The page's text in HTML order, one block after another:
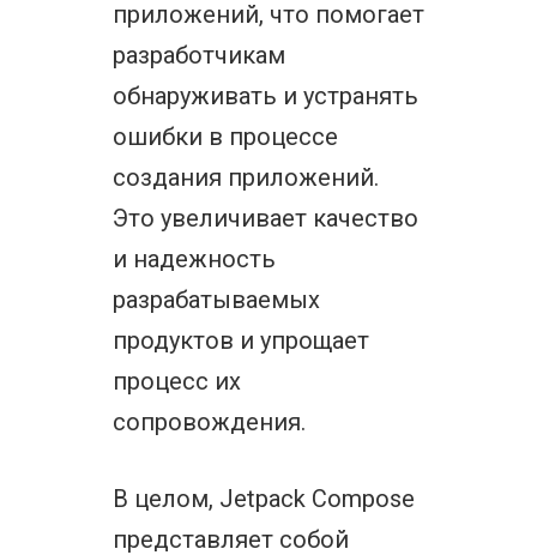
приложений, что помогает
разработчикам
обнаруживать и устранять
ошибки в процессе
создания приложений.
Это увеличивает качество
и надежность
разрабатываемых
продуктов и упрощает
процесс их
сопровождения.
В целом, Jetpack Compose
представляет собой